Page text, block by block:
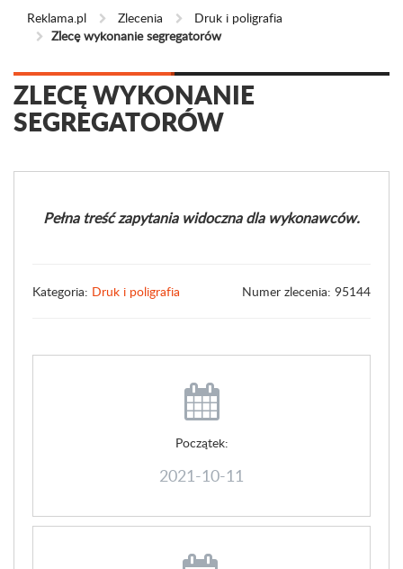
Reklama.pl Zlecenia
Druk i poligrafia
Zlecę wykonanie segregatorów
ZLECĘ WYKONANIE
SEGREGATORÓW
Pełna treść zapytania widoczna dla wykonawców.
Kategoria: Druk i poligrafia Numer zlecenia: 95144
Początek:
2021-10-11